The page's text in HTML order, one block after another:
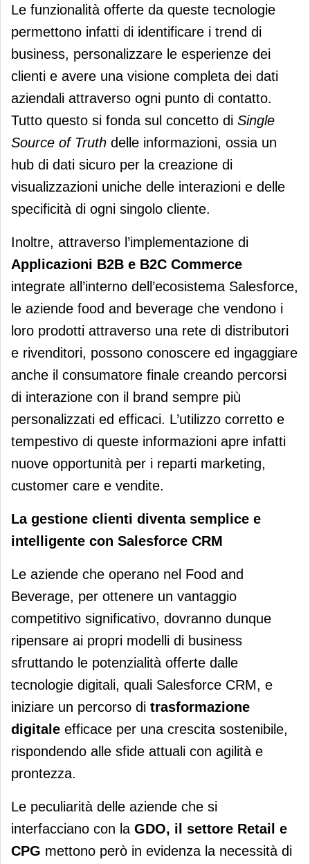
Le funzionalità offerte da queste tecnologie
permettono infatti di identificare i trend di
business, personalizzare le esperienze dei
clienti e avere una visione completa dei dati
aziendali attraverso ogni punto di contatto.
Tutto questo si fonda sul concetto di Single
Source of Truth delle informazioni, ossia un
hub di dati sicuro per la creazione di
visualizzazioni uniche delle interazioni e delle
specificità di ogni singolo cliente.
Inoltre, attraverso l’implementazione di
Applicazioni B2B e B2C Commerce
integrate all’interno dell’ecosistema Salesforce,
le aziende food and beverage che vendono i
loro prodotti attraverso una rete di distributori
e rivenditori, possono conoscere ed ingaggiare
anche il consumatore finale creando percorsi
di interazione con il brand sempre più
personalizzati ed efficaci. L’utilizzo corretto e
tempestivo di queste informazioni apre infatti
nuove opportunità per i reparti marketing,
customer care e vendite.
La gestione clienti diventa semplice e
intelligente con Salesforce CRM
Le aziende che operano nel Food and
Beverage, per ottenere un vantaggio
competitivo significativo, dovranno dunque
ripensare ai propri modelli di business
sfruttando le potenzialità offerte dalle
tecnologie digitali, quali Salesforce CRM, e
iniziare un percorso di trasformazione
digitale efficace per una crescita sostenibile,
rispondendo alle sfide attuali con agilità e
prontezza.
Le peculiarità delle aziende che si
interfacciano con la GDO, il settore Retail e
CPG mettono però in evidenza la necessità di